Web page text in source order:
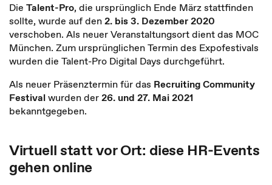
Die Talent-Pro, die ursprünglich Ende März stattfinden
sollte, wurde auf den2. bis 3. Dezember 2020
verschoben. Als neuer Veranstaltungsort dient das MOC
München. Zum ursprünglichen Termin des Expofestivals
wurden die Talent-Pro Digital Days durchgeführt.
Als neuer Präsenztermin für das Recruiting Community
Festivalwurden der26. und 27. Mai 2021
bekanntgegeben.
Virtuell statt vor Ort: diese HR-Events
gehen online